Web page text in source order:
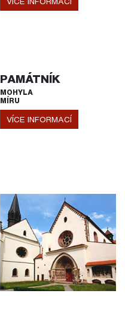
PAMÁTNÍK
MOHYLA
MÍRU
VÍCE INFORMACÍ